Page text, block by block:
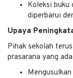
Koleksi buku
diperbarui
Upaya
Pihak sekolah
prasarana yang